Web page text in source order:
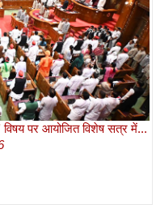
पर आयोजित विशेष सत्र में...